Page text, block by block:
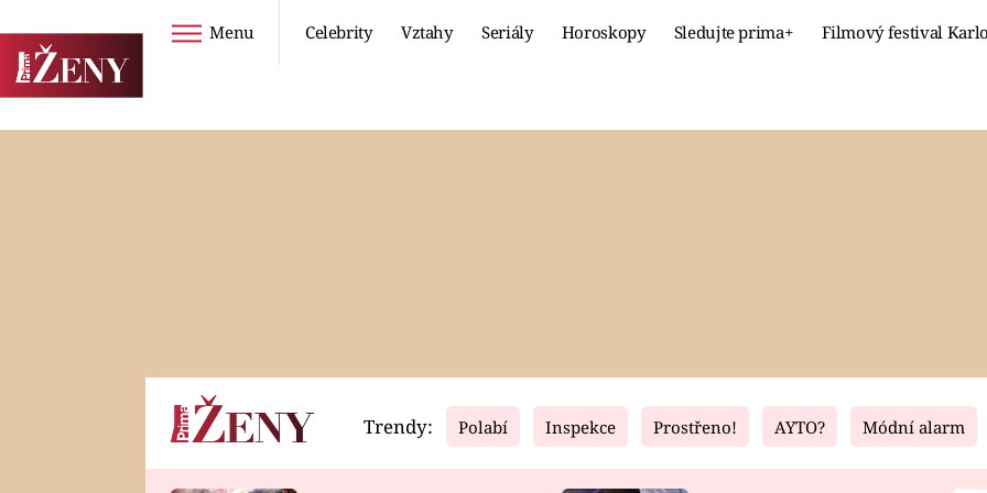
Menu Celebrity Vztahy Seriály Horoskopy Sledujte prima+ Filmový festival
Horoskopy Video Fresh Living
Trendy: Polabí Inspekce Prostřeno! AYTO? Módní alarm